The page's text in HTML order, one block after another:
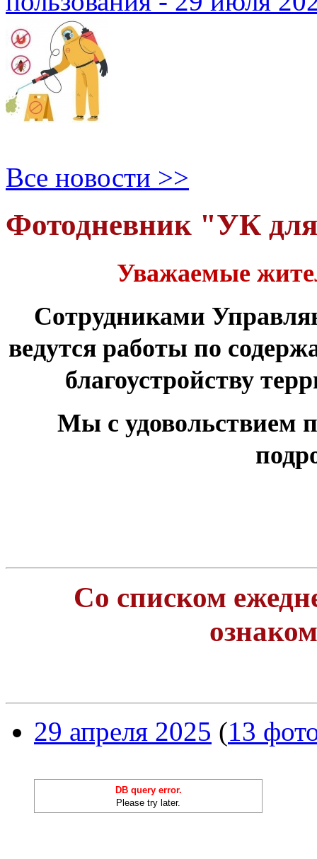
Все новости >>
Фотодневник "УК
Уважаемые
Сотрудниками
ведутся работы по
благоустройству
Мы с удовольствием
Со списком
29 апреля 2025 (13
DB query error.
Please try later.